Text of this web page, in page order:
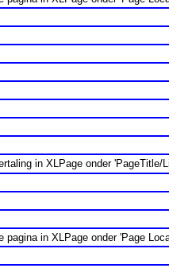
in XLPage onder
pagina in XLPage onder 'Page